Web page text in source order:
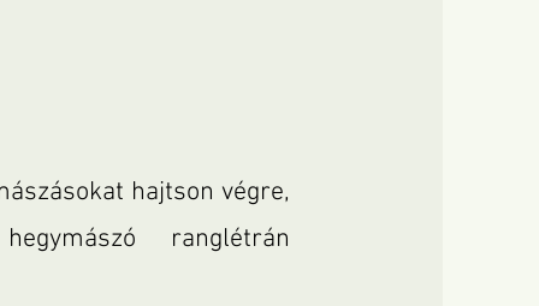
hajtson végre,
ranglétrán